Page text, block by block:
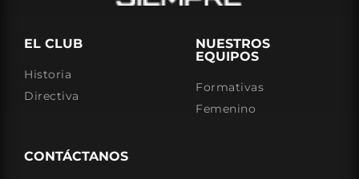
EL CLUB
Historia
Directiva
NUESTROS
EQUIPOS
Formativas
Femenino
CONTÁCTANOS